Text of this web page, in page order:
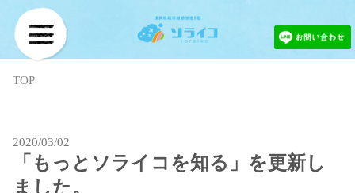
TOP
2020/03/02
「もっとソライコを知る」を更新し
ました。